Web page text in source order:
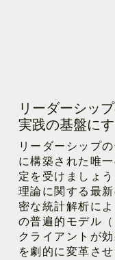
リーダーシッ
実践の基盤に
リーダーシップ
に構築された唯
定を受けましょ
理論に関する最
密な統計解析に
の普遍的モデル
クライアントが
を劇的に変革さ